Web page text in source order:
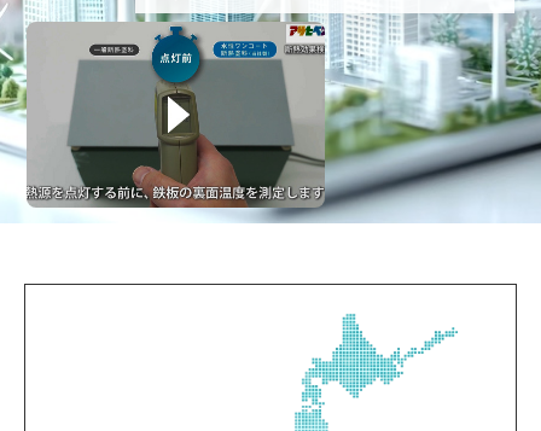
関連サービス紹介